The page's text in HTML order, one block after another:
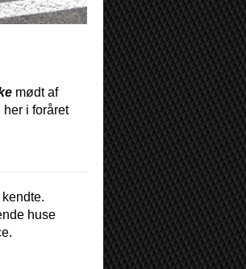
mødt af
i foråret
huse